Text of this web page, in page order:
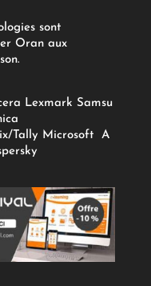
sont
Oran aux
Lexmark Samsu
Tally Microsoft
A